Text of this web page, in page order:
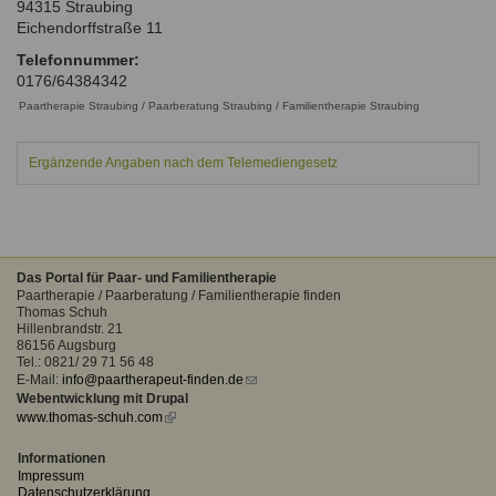
Qualitätssicherung
Qualität unserer Therapeuten
Familienthemen
Systemischer Ansatz
Ausbildungsinstitute
Information über Qualifikation
Liste der Fachverbände
vergessen?
Anmelden
Sitemap
Links
Formular zur Registrierung
94315 Straubing
Eichendorffstraße 11
Telefonnummer:
0176/64384342
Paartherapie Straubing / Paarberatung Straubing / Familientherapie Straubing
Ergänzende Angaben nach dem Telemediengesetz
Das Portal für Paar- und Familientherapie
Paartherapie / Paarberatung / Familientherapie finden
Thomas Schuh
Hillenbrandstr. 21
86156 Augsburg
Tel.: 0821/ 29 71 56 48
E-Mail: info@paartherapeut-finden.de (link
Webentwicklung mit Drupal
www.thomas-schuh.com(link
Informationen
Impressum
Datenschutzerklärung